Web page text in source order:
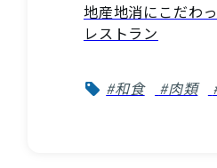
地産地消にこだわ
レストラン
#和食 #肉類